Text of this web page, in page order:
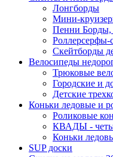
Лонгборды
Мини-
Пенни Борды,
Роллерсерфы-
Скейтборды
Велосипеды
Трюковые
Городские и
Детские
Коньки ледовые и
Роликовые
КВАДЫ -
Коньки
SUP доски